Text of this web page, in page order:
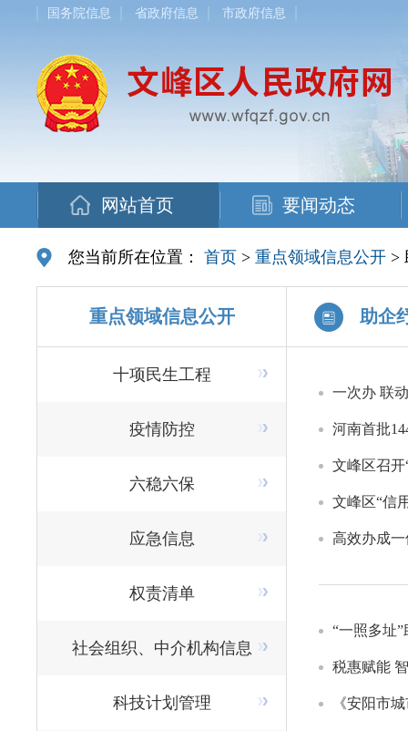
国务院信息 省政府信息 市政府信息
网站首页 要闻动态
您当前所在位置： 首页 > 重点领域信息公开 >
重点领域信息公开 助企
十项民生工程
疫情防控
六稳六保
应急信息
权责清单
社会组织、中介机构信息
科技计划管理
一次办 联
河南首批
文峰区召开
文峰区“信
高效办成
“一照多址
税惠赋能
《安阳市